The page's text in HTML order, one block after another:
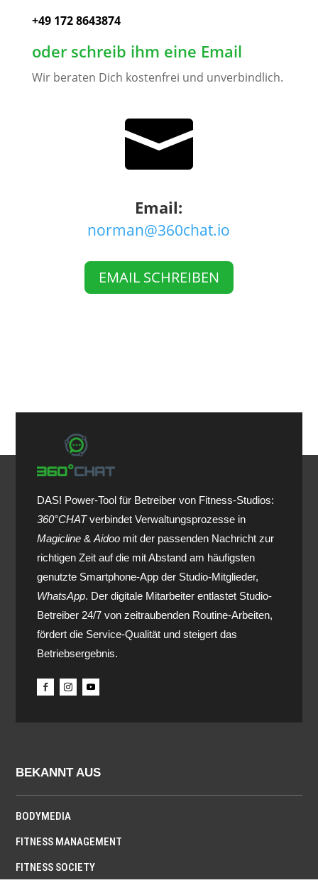
+49 172 8643874
oder schreib ihm eine Email
Wir beraten Dich kostenfrei und unverbindlich.

Email:
norman@360chat.io
EMAIL SCHREIBEN
DAS! Power-Tool für Betreiber von Fitness-Studios:
360°CHATverbindet Verwaltungsprozesse in
Magicline &Aidoo mit der passenden Nachricht zur
richtigen Zeit auf die mit Abstand am häufigsten
genutzte Smartphone-App der Studio-Mitglieder,
WhatsApp. Der digitale Mitarbeiter entlastet Studio-
Betreiber 24/7 von zeitraubenden Routine-Arbeiten,
fördert die Service-Qualität und steigert das
Betriebsergebnis.
BEKANNT AUS
BODYMEDIA
FITNESS MANAGEMENT
FITNESS SOCIETY